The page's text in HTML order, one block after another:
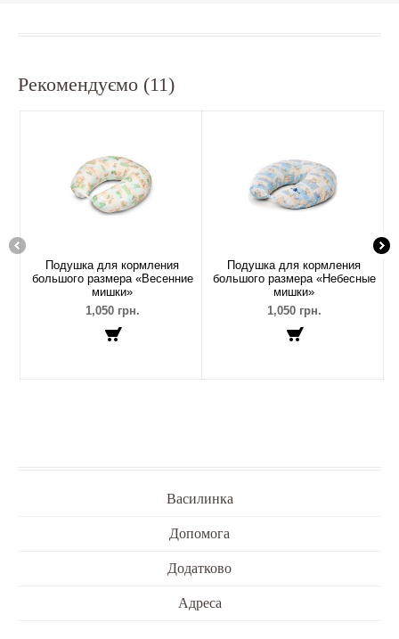
Рекомендуємо (11)
Подушка для кормления
большого размера «Весенние
мишки»
1,050 грн.
Подушка для кормления
большого размера «Небесные
мишки»
1,050 грн.
Василинка
Допомога
Додатково
Адреса